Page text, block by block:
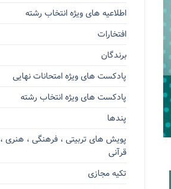
اطلاعیه های ویژه انتخاب رشته
افتخارات
برندگان
پادکست های ویژه امتحانات نهایی
پادکست های ویژه انتخاب رشته
پندها
پویش های تربیتی ، فرهنگی ، هنری ،
قرآنی
تکیه مجازی